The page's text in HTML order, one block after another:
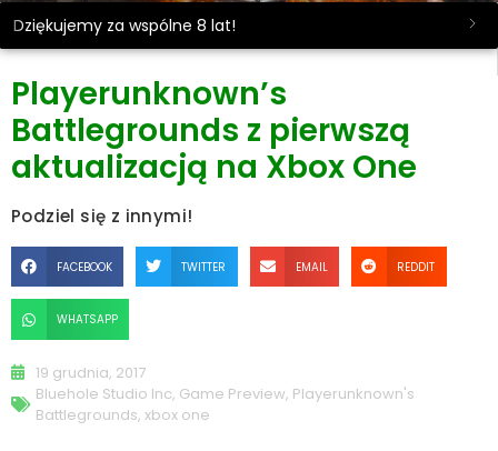
Dziękujemy za wspólne 8 lat!
Playerunknown’s
Battlegrounds z pierwszą
aktualizacją na Xbox One
Podziel się z innymi!
FACEBOOK TWITTER EMAIL REDDIT
WHATSAPP
19 grudnia, 2017
Bluehole Studio Inc, Game Preview, Playerunknown's
Battlegrounds, xbox one